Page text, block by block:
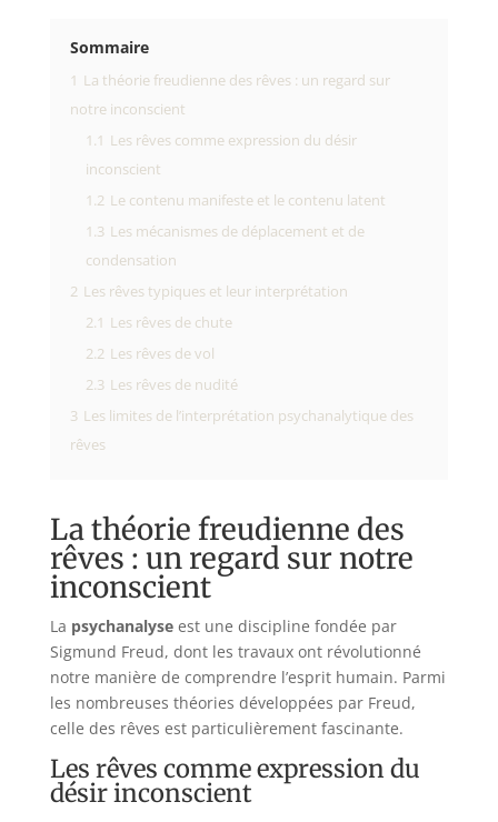
Sommaire
1 La théorie freudienne des rêves : un regard sur
notre inconscient
1.1 Les rêves comme expression du désir
inconscient
1.2 Le contenu manifeste et le contenu latent
1.3 Les mécanismes de déplacement et de
condensation
2 Les rêves typiques et leur interprétation
2.1 Les rêves de chute
2.2 Les rêves de vol
2.3 Les rêves de nudité
3 Les limites de l’interprétation psychanalytique des
rêves
La théorie freudienne des
rêves : un regard sur notre
inconscient
La psychanalyseest une discipline fondée par
Sigmund Freud, dont les travaux ont révolutionné
notre manière de comprendre l’esprit humain. Parmi
les nombreuses théories développées par Freud,
celle des rêves est particulièrement fascinante.
Les rêves comme expression du
désir inconscient